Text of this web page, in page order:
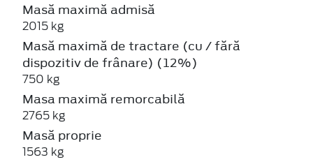
Masă maximă admisă
2015 kg
Masă maximă de tractare (cu / fără
dispozitiv de frânare) (12%)
750 kg
Masa maximă remorcabilă
2765 kg
Masă proprie
1563 kg